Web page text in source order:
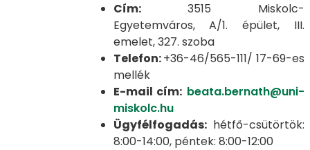
Cím: 3515 Miskolc-
Egyetemváros, A/1. épület, III.
emelet, 327. szoba
Telefon:+36-46/565-111/ 17-69-es
mellék
E-mail cím: beata.bernath@uni-
miskolc.hu
Ügyfélfogadás:hétfő-csütörtök:
8:00-14:00, péntek: 8:00-12:00